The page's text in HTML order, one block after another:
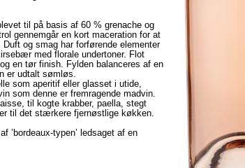
til på basis af 60 % grenache og
gennemgår en kort maceration for at
og smag har forførende elementer
med florale undertoner. Flot
en tør finish. Fylden balanceres af en
er udtalt sømløs.
som aperitif eller glasset i utide,
som denne er fremragende madvin.
til kogte krabber, paella, stegt
til det stærkere fjernøstlige køkken.
’bordeaux-typen’ ledsaget af en